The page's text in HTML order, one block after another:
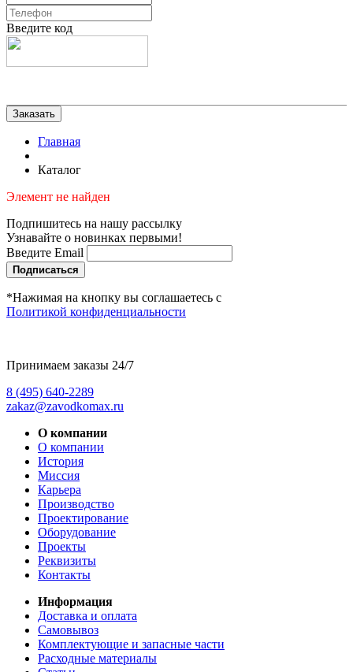
Введите код
Главная
Каталог
Элемент не найден
Подпишитесь на нашу рассылку
Узнавайте о новинках первыми!
Введите Email
Подписаться
*Нажимая на кнопку вы соглашаетесь с
Политикой конфиденциальности
Принимаем заказы 24/7
8 (495) 640-2289
zakaz@zavodkomax.ru
О компании
О компании
История
Миссия
Карьера
Производство
Проектирование
Оборудование
Проекты
Реквизиты
Контакты
Информация
Доставка и оплата
Самовывоз
Комплектующие и запасные части
Расходные материалы